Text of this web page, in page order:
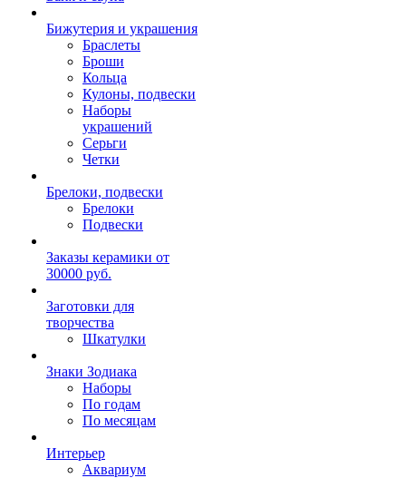
Бижутерия и украшения
Браслеты
Броши
Кольца
Кулоны, подвески
Наборы
украшений
Серьги
Четки
Брелоки, подвески
Брелоки
Подвески
Заказы керамики от
30000 руб.
Заготовки для
творчества
Шкатулки
Знаки Зодиака
Наборы
По годам
По месяцам
Интерьер
Аквариум